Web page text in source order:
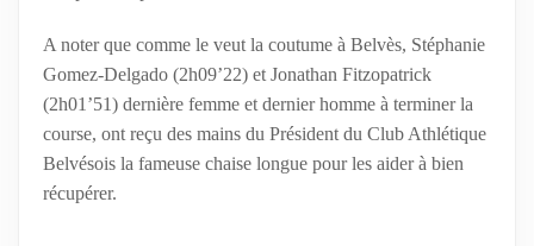
A noter que comme le veut la coutume à Belvès, Stéphanie
Gomez-Delgado (2h09’22) et Jonathan Fitzopatrick
(2h01’51) dernière femme et dernier homme à terminer la
course, ont reçu des mains du Président du Club Athlétique
Belvésois la fameuse chaise longue pour les aider à bien
récupérer.